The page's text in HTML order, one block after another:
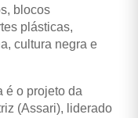
blocos
plásticas,
cultura negra e
é o projeto da
(Assari), liderado